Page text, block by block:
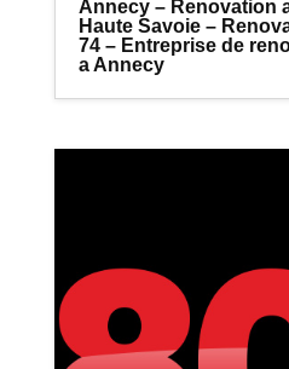
Annecy – Renovation
Haute Savoie –
74 – Entreprise de
a Annecy